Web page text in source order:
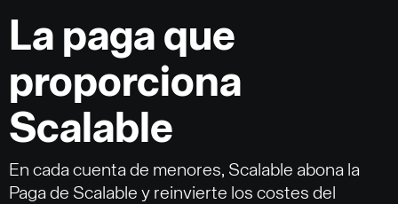
La paga que
proporciona
Scalable
En cada cuenta de menores, Scalable abona la
Paga de Scalable y reinvierte los costes del